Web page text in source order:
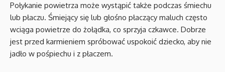
Połykanie powietrza może wystąpić także podczas śmiechu
lub płaczu. Śmiejący się lub głośno płaczący maluch często
wciąga powietrze do żołądka, co sprzyja czkawce. Dobrze
jest przed karmieniem spróbować uspokoić dziecko, aby nie
jadło w pośpiechu i z płaczem.